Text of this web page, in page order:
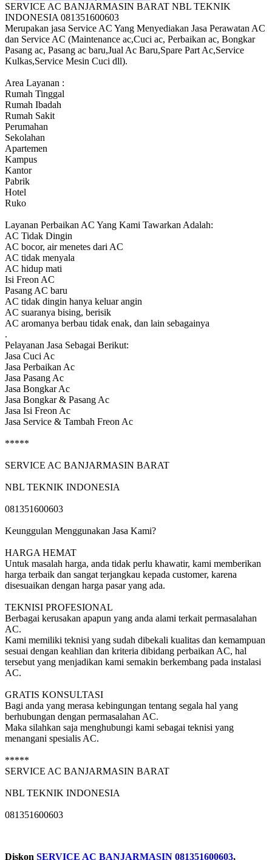
SERVICE AC BANJARMASIN BARAT NBL TEKNIK
INDONESIA 081351600603
Merupakan jasa Service AC Yang Menyediakan Jasa Perawatan AC
dan Service AC (Maintenance ac,Cuci ac, Perbaikan ac, Bongkar
Pasang ac, Pasang ac baru,Jual Ac Baru,Spare Part Ac,Service
Kulkas,Service Mesin Cuci dll).
Area Layanan :
Rumah Tinggal
Rumah Ibadah
Rumah Sakit
Perumahan
Sekolahan
Apartemen
Kampus
Kantor
Pabrik
Hotel
Ruko
Layanan Perbaikan AC Yang Kami Tawarkan Adalah:
AC Tidak Dingin
AC bocor, air menetes dari AC
AC tidak menyala
AC hidup mati
Isi Freon AC
Pasang AC baru
AC tidak dingin hanya keluar angin
AC suaranya bising, berisik
AC aromanya berbau tidak enak, dan lain sebagainya
.
Pelayanan Jasa Sebagai Berikut:
Jasa Cuci Ac
Jasa Perbaikan Ac
Jasa Pasang Ac
Jasa Bongkar Ac
Jasa Bongkar & Pasang Ac
Jasa Isi Freon Ac
Jasa Service & Tambah Freon Ac
*****
SERVICE AC BANJARMASIN BARAT
NBL TEKNIK INDONESIA
081351600603
Keunggulan Menggunakan Jasa Kami?
HARGA HEMAT
Untuk masalah harga, anda tidak perlu khawatir, kami memberikan
harga terbaik dan sangat terjangkau kepada customer, karena
disesuaikan dengan harga pasar yang ada.
TEKNISI PROFESIONAL
Berbagai kerusakan apapun yang anda alami terkait permasalahan
AC.
Kami memiliki teknisi yang sudah dibekali kualitas dan kemampuan
sesuai dengan keahlian dan kriteria dibidang perbaikan AC, hal
tersebut yang menjadikan kami semakin berkembang pada instalasi
AC.
GRATIS KONSULTASI
Bagi anda yang merasa kebingungan tentang segala hal yang
berhubungan dengan permasalahan AC.
Maka silahkan saja menghubungi kami sebagai teknisi yang
menangani spesialis AC.
*****
SERVICE AC BANJARMASIN BARAT
NBL TEKNIK INDONESIA
081351600603
Diskon SERVICE AC BANJARMASIN 081351600603,